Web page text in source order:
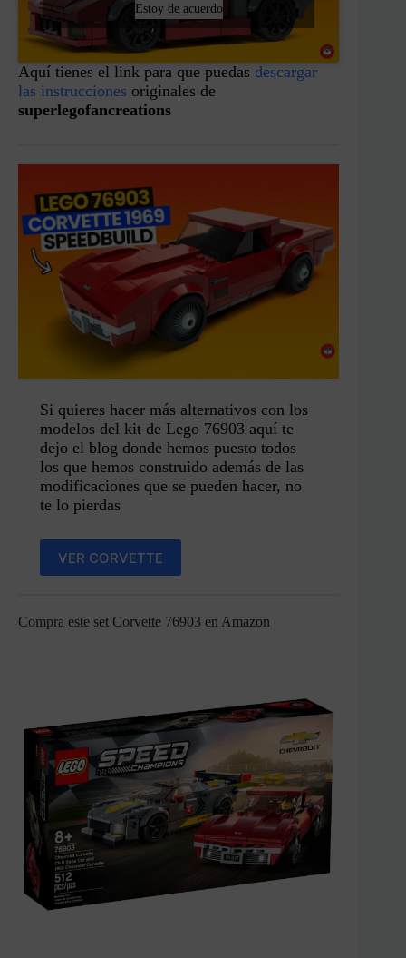
Estoy de acuerdo
Aquí tienes el link para que puedas descargar
las instrucciones originales de
superlegofancreations
Si quieres hacer más alternativos con los
modelos del kit de Lego 76903 aquí te
dejo el blog donde hemos puesto todos
los que hemos construido además de las
modificaciones que se pueden hacer, no
te lo pierdas
VER CORVETTE
Compra este set Corvette 76903 en Amazon